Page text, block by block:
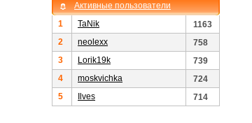
Активные пользователи
1
TaNik
1163
2
neolexx
758
3
Lorik19k
739
4
moskvichka
724
5
Ilves 714